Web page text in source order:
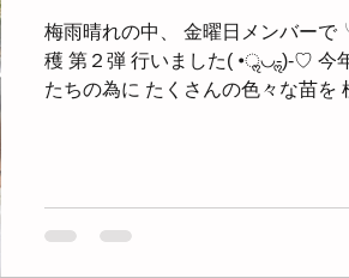
梅雨晴れの中、 金曜日メンバー
穫 第２弾 行いました( •ॢ◡-ॢ)-♡ 今
たちの為に たくさんの色々な苗を